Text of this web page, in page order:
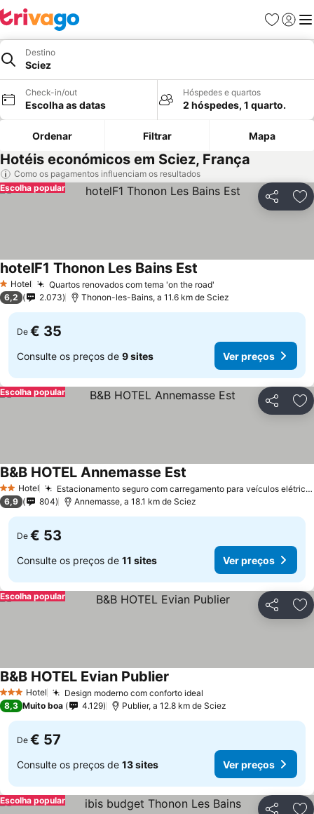
Favoritos
Iniciar
Destino
Sciez
Check-in/out
Escolha as datas
Hóspedes e quartos
2 hóspedes, 1 quarto.
Ordenar Filtrar Mapa
Hotéis económicos em Sciez, França
Como os pagamentos influenciam os resultados
Partilhar
Escolha popular
1 Estrelas
Hotel Quartos renovados com tema 'on the road'
hotelF1 Thonon Les Bains Est
6,2 2.073 Thonon-les-Bains, a 11.6 km de Sciez
De € 35
Consulte os preços de 9 sites Ver preços
Partilhar
Escolha popular
2 Estrelas
Hotel Estacionamento seguro com carregamento para veículos elétricos
B&B HOTEL Annemasse Est
6,9 804 Annemasse, a 18.1 km de Sciez
De € 53
Consulte os preços de 11 sites Ver preços
Partilhar
Escolha popular
3 EstrelasHotel Design moderno com conforto ideal
B&B HOTEL Evian Publier
8,3 Muito boa 4.129 Publier, a 12.8 km de Sciez
De € 57
Consulte os preços de 13 sites Ver preços
Escolha popular